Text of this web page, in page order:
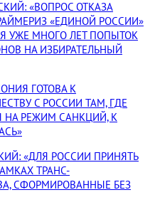
«ВОПРОС ОТКАЗА
«ЕДИНОЙ РОССИИ»
УЖЕ МНОГО ЛЕТ ПОПЫТОК
НА ИЗБИРАТЕЛЬНЫЙ
ГОТОВА К
С РОССИИ ТАМ, ГДЕ
НА РЕЖИМ САНКЦИЙ, К
«ДЛЯ РОССИИ ПРИНЯТЬ
ТРАНС-
СФОРМИРОВАННЫЕ БЕЗ